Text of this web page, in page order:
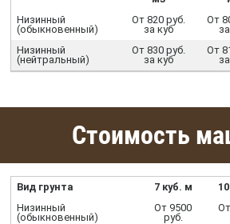
Низинный
(обыкновенный)
От 820 руб.
за куб
От
Низинный
(нейтральный)
От 830 руб.
за куб
От
Стоимость
Вид грунта 7 куб. м
Низинный
(обыкновенный)
От 9500
руб.